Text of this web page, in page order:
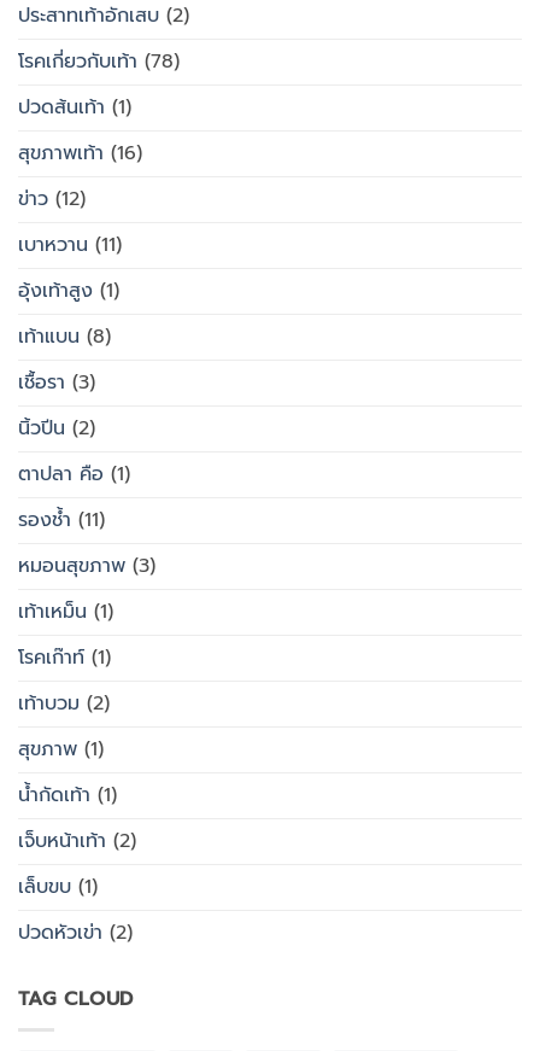
ประสาทเท้าอักเสบ (2)
โรคเกี่ยวกับเท้า (78)
ปวดส้นเท้า (1)
สุขภาพเท้า (16)
ข่าว (12)
เบาหวาน (11)
อุ้งเท้าสูง (1)
เท้าแบน (8)
เชื้อรา (3)
นิ้วปีน (2)
ตาปลา คือ (1)
รองช้ำ (11)
หมอนสุขภาพ (3)
เท้าเหม็น (1)
โรคเก๊าท์ (1)
เท้าบวม (2)
สุขภาพ (1)
น้ำกัดเท้า (1)
เจ็บหน้าเท้า (2)
เล็บขบ (1)
ปวดหัวเข่า (2)
TAG CLOUD